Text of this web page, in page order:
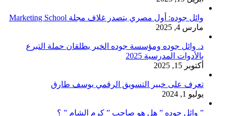
وائل جوده: أول مصري يتصدر غلاف مجلة Marketing School
مارس 4, 2025
د. وائل جوده ومؤسسة جوده الخير يطلقان حملة التبرع
بالأدوات المدرسية 2025
أكتوبر 15, 2025
تعرف على خبير التسويق الرقمي يوسف طارق
يوليو 1, 2024
” وائل جوده ” هل هو صاحب ” كرم الشام ” ؟